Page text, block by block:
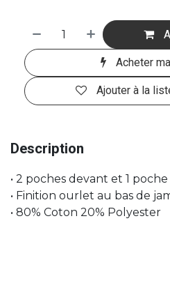
Acheter
Ajouter à la
Description
• 2 poches devant et 1
• Finition ourlet au bas de
• 80% Coton 20% Polyester